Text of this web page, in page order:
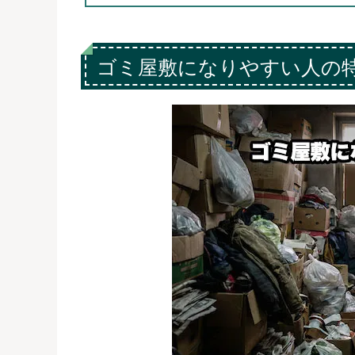
ゴミ屋敷になりやすい人の